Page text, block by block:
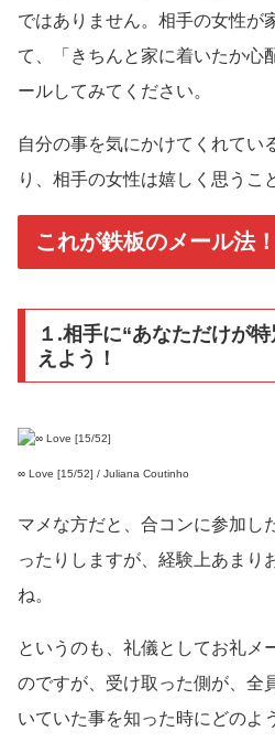
ではありません。相手の女性が
て、「きちんと家に着いたか心
ールしてみてください。
自分の事を気にかけてくれてい
り、相手の女性は嬉しく思うこ
これが鉄板のメール法！
１.相手に“あなただけが
えよう！
∞ Love [15/52] / Juliana Coutinho
マメな方だと、合コンに参加し
ったりしますが、経験上あま
ね。
というのも、礼儀としてお礼メ
のですが、受け取った側が、全
いていた事を知った時にどのよ